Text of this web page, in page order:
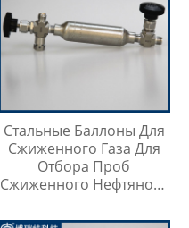
Стальные Баллоны Для
Сжиженного Газа Для
Отбора Проб
Сжиженного Нефтяного